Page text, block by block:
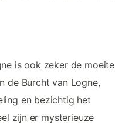
is ook zeker de moeite
de Burcht van Logne,
en bezichtig het
zijn er mysterieuze